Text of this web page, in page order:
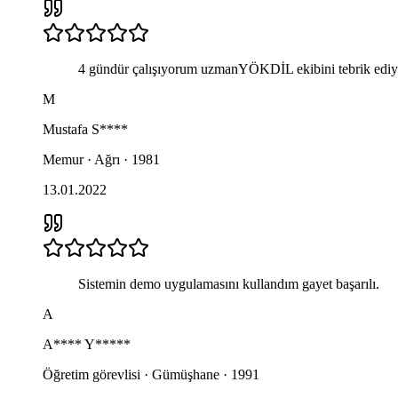
4 gündür çalışıyorum uzmanYÖKDİL ekibini tebrik
M
Mustafa S****
Memur · Ağrı · 1981
13.01.2022
Sistemin demo uygulamasını kullandım gayet başarılı.
A
A**** Y*****
Öğretim görevlisi · Gümüşhane · 1991